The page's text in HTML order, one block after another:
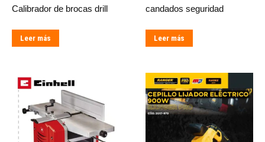
Calibrador de brocas drill
Leer más
candados seguridad
Leer más